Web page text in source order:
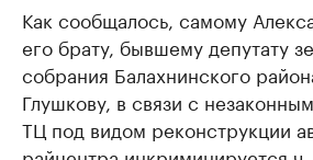
Как сообщалось, самому
его брату, бывшему депутату
собрания Балахнинского
Глушкову, в связи с
ТЦ под видом реконструкции